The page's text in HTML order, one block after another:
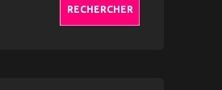
RECHERCHER